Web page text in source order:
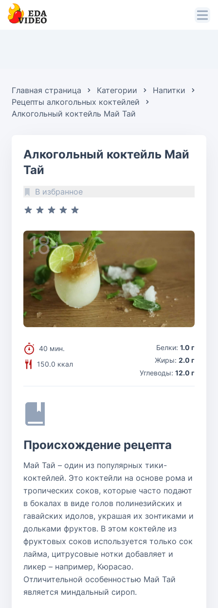
Главная страница Категории
Напитки
Рецепты алкогольных коктейлей
Алкогольный коктейль Май Тай
Алкогольный коктейль Май
Тай
В избранное
40 мин.
150.0 ккал
Белки: 1.0 г
Жиры: 2.0 г
Углеводы: 12.0 г
Происхождение рецепта
Май Тай – один из популярных тики-
коктейлей. Это коктейли на основе рома и
тропических соков, которые часто подают
в бокалах в виде голов полинезийских и
гавайских идолов, украшая их зонтиками и
дольками фруктов. В этом коктейле из
фруктовых соков используется только сок
лайма, цитрусовые нотки добавляет и
ликер – например, Кюрасао.
Отличительной особенностью Май Тай
является миндальный сироп.